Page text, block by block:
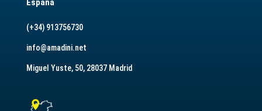
España
(+34) 913756730
info@amadini.net
Miguel Yuste, 50, 28037 Madrid